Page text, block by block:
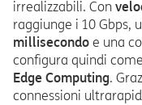
irrealizzabili. Con
raggiunge i 10 Gbps,
millisecondo e una
configura quindi
Edge Computing.
connessioni